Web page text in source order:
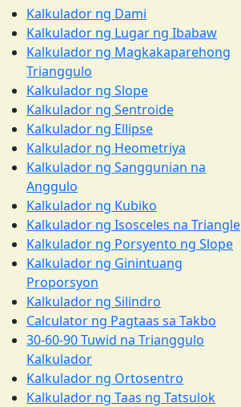
Kalkulador ng Dami
Kalkulador ng Lugar ng Ibabaw
Kalkulador ng Magkakaparehong
Trianggulo
Kalkulador ng Slope
Kalkulador ng Sentroide
Kalkulador ng Ellipse
Kalkulador ng Heometriya
Kalkulador ng Sanggunian na
Anggulo
Kalkulador ng Kubiko
Kalkulador ng Isosceles na Triangle
Kalkulador ng Porsyento ng Slope
Kalkulador ng Ginintuang
Proporsyon
Kalkulador ng Silindro
Calculator ng Pagtaas sa Takbo
30-60-90 Tuwid na Trianggulo
Kalkulador
Kalkulador ng Ortosentro
Kalkulador ng Taas ng Tatsulok